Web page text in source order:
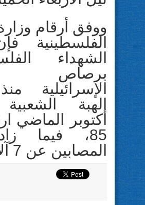
ووفق أرقام
الفلسطينية
الشهداء
برصاص
الإسرائيلية
الهبة
أكتوبر الماضي
85، فيما
المصابين عن 7 آلاف.